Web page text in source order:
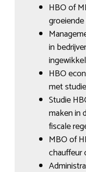
HBO of
in
HBO
met
Studie
maken in
fiscale
MBO of
chauffeur